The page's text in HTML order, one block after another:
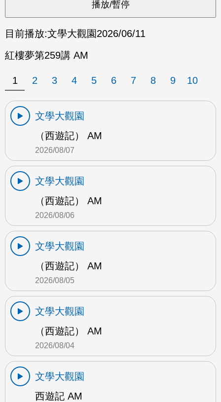
目前播放:文學大觀園2026/06/11
紅樓夢第259講 AM
1 2 3 4 5 6 7 8 9 10
文學大觀園
（西遊記） AM
2026/08/07
文學大觀園
（西遊記） AM
2026/08/06
文學大觀園
（西遊記） AM
2026/08/05
文學大觀園
（西遊記） AM
2026/08/04
文學大觀園
西遊記 AM